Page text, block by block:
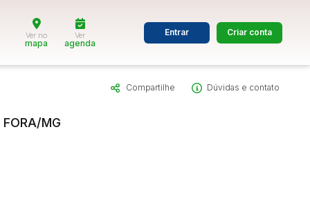
Cidade
Ver no
mapa
Ver
agenda
Entrar Criar conta
Compartilhe Dúvidas e contato
MG